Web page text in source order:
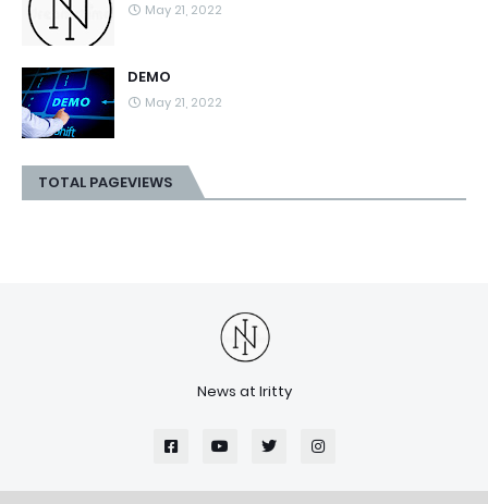
May 21, 2022
DEMO
May 21, 2022
TOTAL PAGEVIEWS
News at Iritty